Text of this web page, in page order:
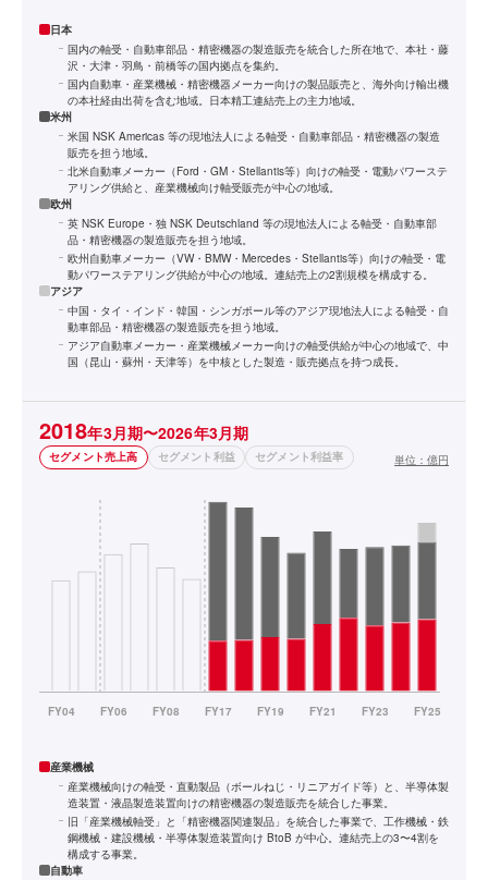
日本
国内の軸受・自動車部品・精密機器の製造販売を統合した所在地で、本社・藤
沢・大津・羽鳥・前橋等の国内拠点を集約。
国内自動車・産業機械・精密機器メーカー向けの製品販売と、海外向け輸出機
の本社経由出荷を含む地域。日本精工連結売上の主力地域。
米州
米国 NSK Americas 等の現地法人による軸受・自動車部品・精密機器の製造
販売を担う地域。
北米自動車メーカー（Ford・GM・Stellantis等）向けの軸受・電動パワーステ
アリング供給と、産業機械向け軸受販売が中心の地域。
欧州
英 NSK Europe・独 NSK Deutschland 等の現地法人による軸受・自動車部
品・精密機器の製造販売を担う地域。
欧州自動車メーカー（VW・BMW・Mercedes・Stellantis等）向けの軸受・電
動パワーステアリング供給が中心の地域。連結売上の2割規模を構成する。
アジア
中国・タイ・インド・韓国・シンガポール等のアジア現地法人による軸受・自
動車部品・精密機器の製造販売を担う地域。
アジア自動車メーカー・産業機械メーカー向けの軸受供給が中心の地域で、中
国（昆山・蘇州・天津等）を中核とした製造・販売拠点を持つ成長。
2018年3月期〜2026年3月期
セグメント売上高 セグメント利益 セグメント利益率 単位： 億円
産業機械
産業機械向けの軸受・直動製品（ボールねじ・リニアガイド等）と、半導体製
造装置・液晶製造装置向けの精密機器の製造販売を統合した事業。
旧「産業機械軸受」と「精密機器関連製品」を統合した事業で、工作機械・鉄
鋼機械・建設機械・半導体製造装置向け BtoB が中心。連結売上の3〜4割を
構成する事業。
自動車